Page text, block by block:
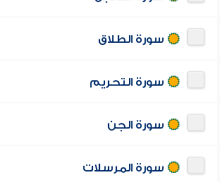
سورة الطلاق
سورة التحريم
سورة الجن
سورة المرسلات